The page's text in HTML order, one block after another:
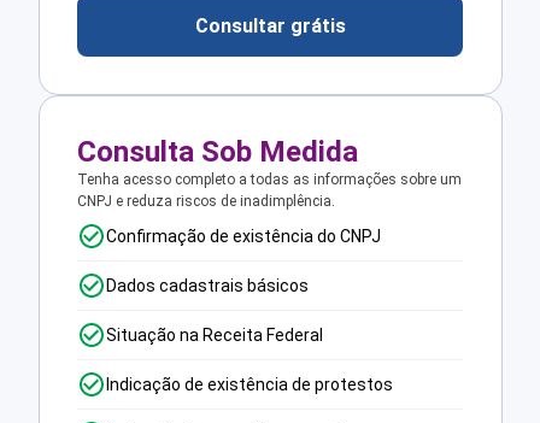
Consultar grátis
Consulta Sob Medida
Tenha acesso completo a todas as informações sobre um
CNPJ e reduza riscos de inadimplência.
Confirmação de existência do CNPJ
Dados cadastrais básicos
Situação na Receita Federal
Indicação de existência de protestos